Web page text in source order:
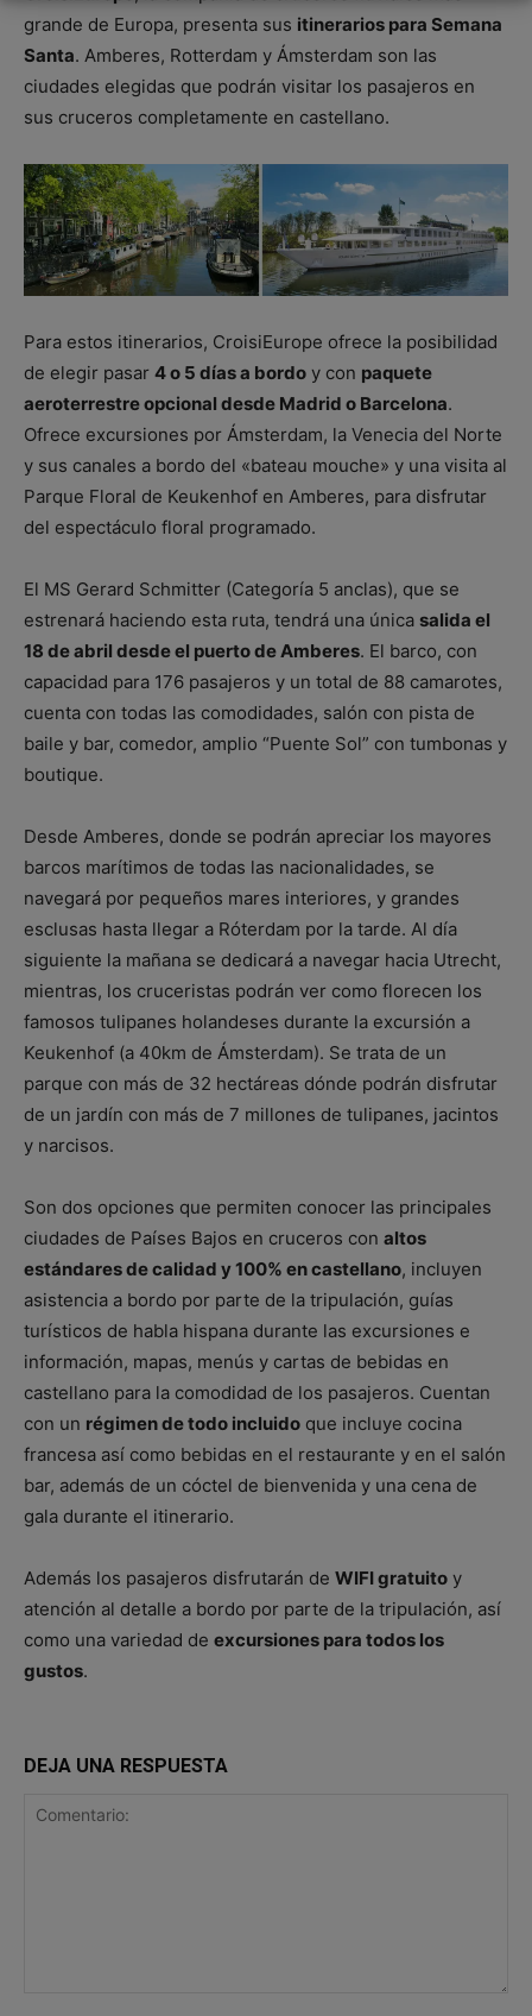
grande de Europa, presenta sus itinerarios para Semana
Santa. Amberes, Rotterdam y Ámsterdam son las
ciudades elegidas que podrán visitar los pasajeros en
sus cruceros completamente en castellano.
Para estos itinerarios, CroisiEurope ofrece la posibilidad
de elegir pasar 4 o 5 días a bordo y con paquete
aeroterrestre opcional desde Madrid o Barcelona.
Ofrece excursiones por Ámsterdam, la Venecia del Norte
y sus canales a bordo del «bateau mouche» y una visita al
Parque Floral de Keukenhof en Amberes, para disfrutar
del espectáculo floral programado.
El MS Gerard Schmitter (Categoría 5 anclas), que se
estrenará haciendo esta ruta, tendrá una única salida el
18 de abril desde el puerto de Amberes. El barco, con
capacidad para 176 pasajeros y un total de 88 camarotes,
cuenta con todas las comodidades, salón con pista de
baile y bar, comedor, amplio “Puente Sol” con tumbonas y
boutique.
Desde Amberes, donde se podrán apreciar los mayores
barcos marítimos de todas las nacionalidades, se
navegará por pequeños mares interiores, y grandes
esclusas hasta llegar a Róterdam por la tarde. Al día
siguiente la mañana se dedicará a navegar hacia Utrecht,
mientras, los cruceristas podrán ver como florecen los
famosos tulipanes holandeses durante la excursión a
Keukenhof (a 40km de Ámsterdam). Se trata de un
parque con más de 32 hectáreas dónde podrán disfrutar
de un jardín con más de 7 millones de tulipanes, jacintos
y narcisos.
Son dos opciones que permiten conocer las principales
ciudades de Países Bajos en cruceros con altos
estándares de calidad y 100% en castellano, incluyen
asistencia a bordo por parte de la tripulación, guías
turísticos de habla hispana durante las excursiones e
información, mapas, menús y cartas de bebidas en
castellano para la comodidad de los pasajeros. Cuentan
con un régimen de todo incluido que incluye cocina
francesa así como bebidas en el restaurante y en el salón
bar, además de un cóctel de bienvenida y una cena de
gala durante el itinerario.
Además los pasajeros disfrutarán de WIFI gratuito y
atención al detalle a bordo por parte de la tripulación, así
como una variedad de excursiones para todos los
gustos.
DEJA UNA RESPUESTA